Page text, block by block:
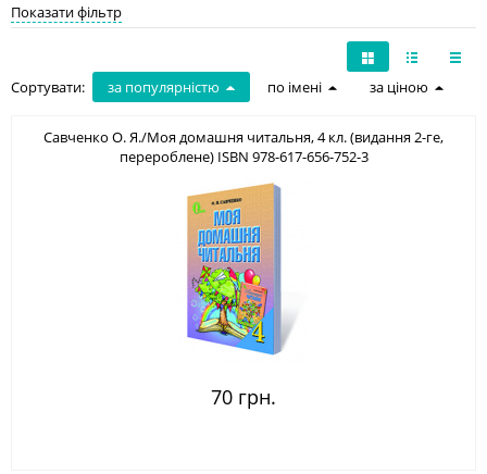
Показати фільтр
Сортувати: за популярністю по імені за ціною
Савченко О. Я./Моя домашня читальня, 4 кл. (видання 2-ге,
перероблене) ISBN 978-617-656-752-3
70 грн.